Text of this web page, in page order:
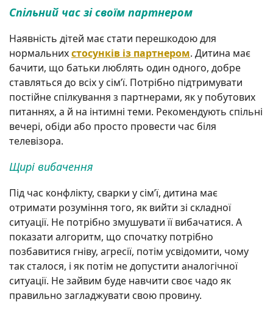
Спільний час зі своїм партнером
Наявність дітей має стати перешкодою для
нормальнихстосунків із партнером. Дитина має
бачити, що батьки люблять один одного, добре
ставляться до всіх у сім’ї. Потрібно підтримувати
постійне спілкування з партнерами, як у побутових
питаннях, а й на інтимні теми. Рекомендують спільні
вечері, обіди або просто провести час біля
телевізора.
Щирі вибачення
Під час конфлікту, сварки у сім’ї, дитина має
отримати розуміння того, як вийти зі складної
ситуації. Не потрібно змушувати її вибачатися. А
показати алгоритм, що спочатку потрібно
позбавитися гніву, агресії, потім усвідомити, чому
так сталося, і як потім не допустити аналогічної
ситуації. Не зайвим буде навчити своє чадо як
правильно загладжувати свою провину.